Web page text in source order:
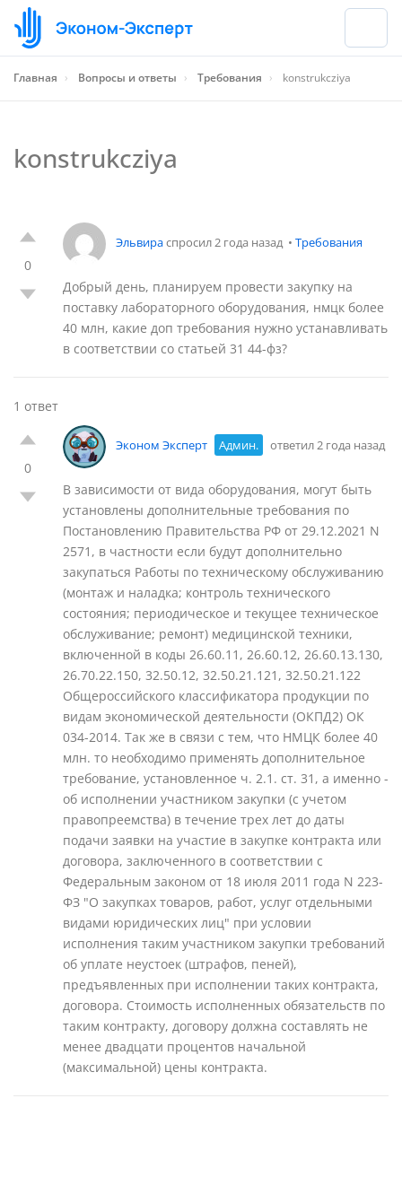
Главная › Вопросы и ответы › Требования › konstrukcziya
konstrukcziya
0
Эльвираспросил 2 года назад • Требования
Добрый день, планируем провести закупку на
поставку лабораторного оборудования, нмцк более
40 млн, какие доп требования нужно устанавливать
в соответствии со статьей 31 44-фз?
1 ответ
0
Эконом Эксперт Админ. ответил 2 года назад
В зависимости от вида оборудования, могут быть
установлены дополнительные требования по
Постановлению Правительства РФ от 29.12.2021 N
2571, в частности если будут дополнительно
закупаться Работы по техническому обслуживанию
(монтаж и наладка; контроль технического
состояния; периодическое и текущее техническое
обслуживание; ремонт) медицинской техники,
включенной в коды 26.60.11, 26.60.12, 26.60.13.130,
26.70.22.150, 32.50.12, 32.50.21.121, 32.50.21.122
Общероссийского классификатора продукции по
видам экономической деятельности (ОКПД2) ОК
034-2014. Так же в связи с тем, что НМЦК более 40
млн. то необходимо применять дополнительное
требование, установленное ч. 2.1. ст. 31, а именно -
об исполнении участником закупки (с учетом
правопреемства) в течение трех лет до даты
подачи заявки на участие в закупке контракта или
договора, заключенного в соответствии с
Федеральным законом от 18 июля 2011 года N 223-
ФЗ "О закупках товаров, работ, услуг отдельными
видами юридических лиц" при условии
исполнения таким участником закупки требований
об уплате неустоек (штрафов, пеней),
предъявленных при исполнении таких контракта,
договора. Стоимость исполненных обязательств по
таким контракту, договору должна составлять не
менее двадцати процентов начальной
(максимальной) цены контракта.